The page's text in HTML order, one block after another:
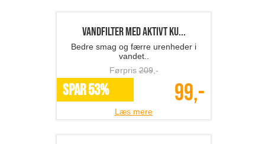
Et print på canvas
Lav dine personlige billeder om til
kunstværker!
*Flere varianter 135,-